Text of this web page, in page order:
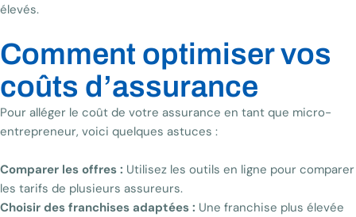
élevés.
Comment optimiser vos
coûts d’assurance
Pour alléger le coût de votre assurance en tant que micro-
entrepreneur, voici quelques astuces :
Comparer les offres : Utilisez les outils en ligne pour comparer
les tarifs de plusieurs assureurs.
Choisir des franchises adaptées : Une franchise plus élevée